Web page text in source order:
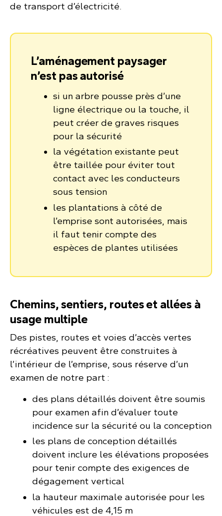
de transport d’électricité.
L’aménagement paysager
n’est pas autorisé
si un arbre pousse près d’une
ligne électrique ou la touche, il
peut créer de graves risques
pour la sécurité
la végétation existante peut
être taillée pour éviter tout
contact avec les conducteurs
sous tension
les plantations à côté de
l’emprise sont autorisées, mais
il faut tenir compte des
espèces de plantes utilisées
Chemins, sentiers, routes et allées à
usage multiple
Des pistes, routes et voies d’accès vertes
récréatives peuvent être construites à
l’intérieur de l’emprise, sous réserve d’un
examen de notre part :
des plans détaillés doivent être soumis
pour examen afin d’évaluer toute
incidence sur la sécurité ou la conception
les plans de conception détaillés
doivent inclure les élévations proposées
pour tenir compte des exigences de
dégagement vertical
la hauteur maximale autorisée pour les
véhicules est de 4,15 m